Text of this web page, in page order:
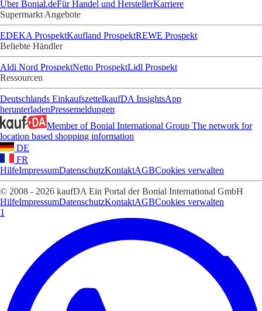
Über Bonial.deFür Handel und HerstellerKarriere
Supermarkt Angebote
EDEKA ProspektKaufland ProspektREWE Prospekt
Beliebte Händler
Aldi Nord ProspektNetto ProspektLidl Prospekt
Ressourcen
Deutschlands EinkaufszettelkaufDA InsightsApp
herunterladenPressemeldungen
Member of Bonial International Group The network for
location based shopping information
DE
FR
HilfeImpressumDatenschutzKontaktAGBCookies verwalten
© 2008 - 2026 kaufDA Ein Portal der Bonial International GmbH
HilfeImpressumDatenschutzKontaktAGBCookies verwalten
1